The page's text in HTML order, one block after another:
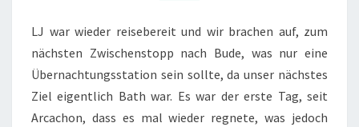
LJ war wieder reisebereit und wir brachen auf, zum
nächsten Zwischenstopp nach Bude, was nur eine
Übernachtungsstation sein sollte, da unser nächstes
Ziel eigentlich Bath war. Es war der erste Tag, seit
Arcachon, dass es mal wieder regnete, was jedoch